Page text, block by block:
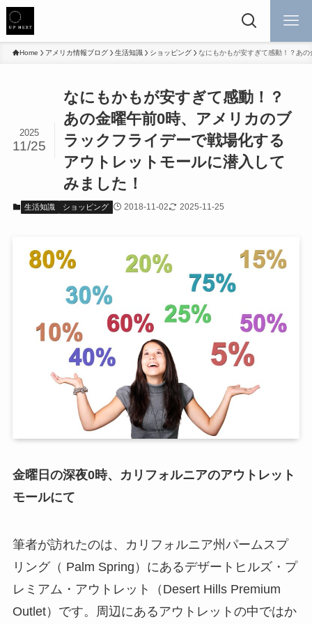
Home アメリカ情報ブログ 生活知識 ショッピング なにもかもが安すぎて感動！？あ
なにもかもが安すぎて感動！？
あの金曜午前0時、アメリカのブ
ラックフライデーで戦場化する
アウトレットモールに潜入して
みました！
2025
11/25
生活知識 ショッピング 2018-11-02 2025-11-25
金曜日の深夜0時、カリフォルニアのアウトレット
モールにて
筆者が訪れたのは、カリフォルニア州パームスプ
リング（ Palm Spring）にあるデザートヒルズ・プ
レミアム・アウトレット（Desert Hills Premium
Outlet）です。周辺にあるアウトレットの中ではか